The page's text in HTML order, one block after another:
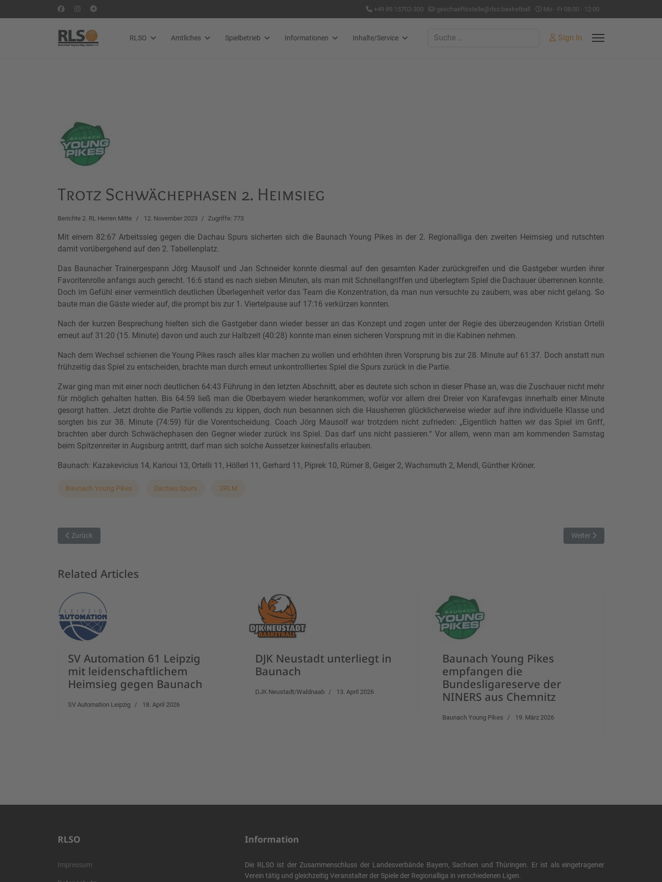
+49 89 15702-300 geschaeftsstelle@rlso.basketball Mo - Fr 08:00 - 12:00
RLSO Amtliches Spielbetrieb Informationen Inhalte/Service Suchen Sign In
Trotz Schwächephasen 2. Heimsieg
Berichte 2. RL Herren Mitte 12. November 2023 Zugriffe: 773
Mit einem 82:67 Arbeitssieg gegen die Dachau Spurs sicherten sich die Baunach Young Pikes in der 2. Regionalliga den zweiten Heimsieg und rutschten
damit vorübergehend auf den 2. Tabellenplatz.
Das Baunacher Trainergespann Jörg Mausolf und Jan Schneider konnte diesmal auf den gesamten Kader zurückgreifen und die Gastgeber wurden ihrer
Favoritenrolle anfangs auch gerecht. 16:6 stand es nach sieben Minuten, als man mit Schnellangriffen und überlegtem Spiel die Dachauer überrennen konnte.
Doch im Gefühl einer vermeintlich deutlichen Überlegenheit verlor das Team die Konzentration, da man nun versuchte zu zaubern, was aber nicht gelang. So
baute man die Gäste wieder auf, die prompt bis zur 1. Viertelpause auf 17:16 verkürzen konnten.
Nach der kurzen Besprechung hielten sich die Gastgeber dann wieder besser an das Konzept und zogen unter der Regie des überzeugenden Kristian Ortelli
erneut auf 31:20 (15. Minute) davon und auch zur Halbzeit (40:28) konnte man einen sicheren Vorsprung mit in die Kabinen nehmen.
Nach dem Wechsel schienen die Young Pikes rasch alles klar machen zu wollen und erhöhten ihren Vorsprung bis zur 28. Minute auf 61:37. Doch anstatt nun
frühzeitig das Spiel zu entscheiden, brachte man durch erneut unkontrolliertes Spiel die Spurs zurück in die Partie.
Zwar ging man mit einer noch deutlichen 64:43 Führung in den letzten Abschnitt, aber es deutete sich schon in dieser Phase an, was die Zuschauer nicht mehr
für möglich gehalten hatten. Bis 64:59 ließ man die Oberbayern wieder herankommen, wofür vor allem drei Dreier von Karafevgas innerhalb einer Minute
gesorgt hatten. Jetzt drohte die Partie vollends zu kippen, doch nun besannen sich die Hausherren glücklicherweise wieder auf ihre individuelle Klasse und
sorgten bis zur 38. Minute (74:59) für die Vorentscheidung. Coach Jörg Mausolf war trotzdem nicht zufrieden: „Eigentlich hatten wir das Spiel im Griff,
brachten aber durch Schwächephasen den Gegner wieder zurück ins Spiel. Das darf uns nicht passieren.“ Vor allem, wenn man am kommenden Samstag
beim Spitzenreiter in Augsburg antritt, darf man sich solche Aussetzer keinesfalls erlauben.
Baunach: Kazakevicius 14, Karioui 13, Ortelli 11, Höllerl 11, Gerhard 11, Piprek 10, Rümer 8, Geiger 2, Wachsmuth 2, Mendl, Günther Kröner.
Baunach Young Pikes Dachau Spurs 2RLM
Vorheriger Beitrag: Spurs fehlt in Baunach der lange Atem
Zurück Nächster Beitrag:
Weiter
Related Articles
SV Automation 61 Leipzig
mit leidenschaftlichem
Heimsieg gegen Baunach
SV Automation Leipzig 18. April 2026
DJK Neustadt unterliegt in
Baunach
DJK Neustadt/Waldnaab 13. April 2026
Baunach Young Pikes
empfangen die
Bundesligareserve der
NINERS aus Chemnitz
Baunach Young Pikes 19. März 2026
RLSO
Impressum
Information
Die RLSO ist der Zusammenschluss der Landesverbände Bayern, Sachsen und Thüringen. Er ist als eingetragener
Verein tätig und gleichzeitig Veranstalter der Spiele der Regionalliga in verschiedenen Ligen.